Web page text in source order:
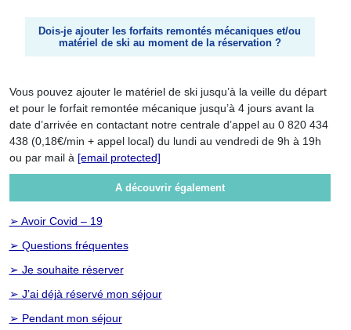
Dois-je ajouter les forfaits remontés mécaniques et/ou
matériel de ski au moment de la réservation ?
Vous pouvez ajouter le matériel de ski jusqu’à la veille du départ
et pour le forfait remontée mécanique jusqu’à 4 jours avant la
date d’arrivée en contactant notre centrale d’appel au 0 820 434
438 (0,18€/min + appel local) du lundi au vendredi de 9h à 19h
ou par mail à [email protected]
A découvrir également
➢ Avoir Covid – 19
➢ Questions fréquentes
➢ Je souhaite réserver
➢ J’ai déjà réservé mon séjour
➢ Pendant mon séjour